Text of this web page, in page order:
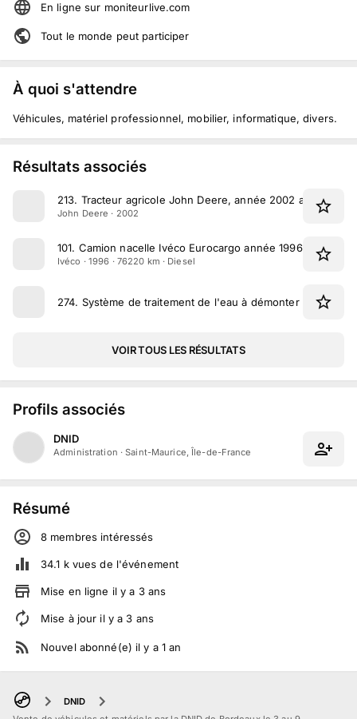
En ligne sur moniteurlive.com
Tout le monde peut participer
À quoi s'attendre
Véhicules, matériel professionnel, mobilier, informatique, divers.
Résultats associés
213. Tracteur agricole John Deere, année 2002 avec 5500
John Deere · 2002
101. Camion nacelle Ivéco Eurocargo année 1996 ayant
Ivéco · 1996 · 76220 km · Diesel
274. Système de traitement de l'eau à démonter
VOIR TOUS LES RÉSULTATS
Profils associés
DNID
Administration ·Saint-Maurice, Île-de-France
Résumé
8 membres intéressés
34.1 kvues de l'événement
Mise en ligne il y a 3 ans
Mise à jour il y a 3 ans
Nouvel abonné(e) il y a 1 an
DNID